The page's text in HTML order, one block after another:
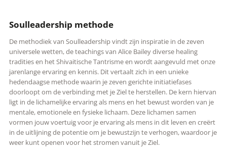
Soulleadership methode
De methodiek van Soulleadership vindt zijn inspiratie in de zeven
universele wetten, de teachings van Alice Bailey diverse healing
tradities en het Shivaitische Tantrisme en wordt aangevuld met onze
jarenlange ervaring en kennis. Dit vertaalt zich in een unieke
hedendaagse methode waarin je zeven gerichte initiatiefases
doorloopt om de verbinding met je Ziel te herstellen. De kern hiervan
ligt in de lichamelijke ervaring als mens en het bewust worden van je
mentale, emotionele en fysieke lichaam. Deze lichamen samen
vormen jouw voertuig voor je ervaring als mens in dit leven en creërt
in de uitlijning de potentie om je bewustzijn te verhogen, waardoor je
weer kunt openen voor het stromen vanuit je Ziel.